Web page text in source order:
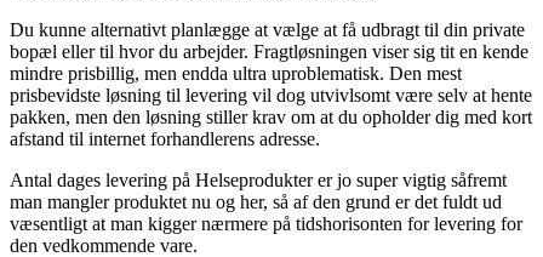
Du kunne alternativt planlægge at vælge at få udbragt til din private
bopæl eller til hvor du arbejder. Fragtløsningen viser sig tit en kende
mindre prisbillig, men endda ultra uproblematisk. Den mest
prisbevidste løsning til levering vil dog utvivlsomt være selv at hente
pakken, men den løsning stiller krav om at du opholder dig med kort
afstand til internet forhandlerens adresse.
Antal dages levering på Helseprodukter er jo super vigtig såfremt
man mangler produktet nu og her, så af den grund er det fuldt ud
væsentligt at man kigger nærmere på tidshorisonten for levering for
den vedkommende vare.